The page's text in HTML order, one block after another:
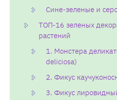
Сине-зеленые и
ТОП-16 зеленых
растений
1. Монстера
deliciosa)
2. Фикус
3. Фикус